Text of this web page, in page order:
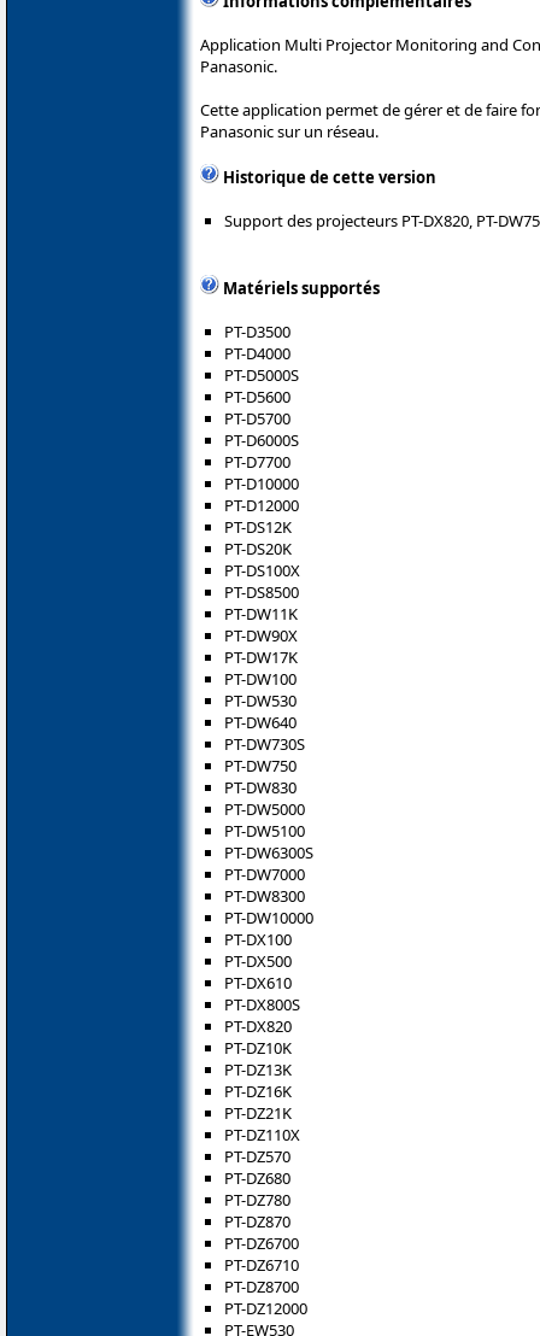
Application Multi Projector Monitoring and
Panasonic.
Cette application permet de gérer et de faire
Panasonic sur un réseau.
Historique de cette version
Support des projecteurs PT-DX820, PT-
Matériels supportés
PT-D3500
PT-D4000
PT-D5000S
PT-D5600
PT-D5700
PT-D6000S
PT-D7700
PT-D10000
PT-D12000
PT-DS12K
PT-DS20K
PT-DS100X
PT-DS8500
PT-DW11K
PT-DW90X
PT-DW17K
PT-DW100
PT-DW530
PT-DW640
PT-DW730S
PT-DW750
PT-DW830
PT-DW5000
PT-DW5100
PT-DW6300S
PT-DW7000
PT-DW8300
PT-DW10000
PT-DX100
PT-DX500
PT-DX610
PT-DX800S
PT-DX820
PT-DZ10K
PT-DZ13K
PT-DZ16K
PT-DZ21K
PT-DZ110X
PT-DZ570
PT-DZ680
PT-DZ780
PT-DZ870
PT-DZ6700
PT-DZ6710
PT-DZ8700
PT-DZ12000
PT-EW530